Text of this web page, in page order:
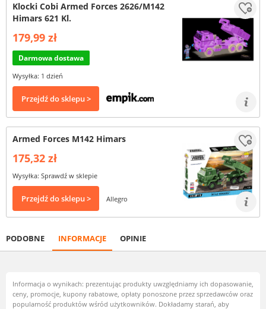
Klocki Cobi Armed Forces 2626/M142
Himars 621 Kl.
179,99 zł
Darmowa dostawa
Wysyłka: 1 dzień
Przejdź do sklepu >
Armed Forces M142 Himars
175,32 zł
Wysyłka: Sprawdź w sklepie
Przejdź do sklepu > Allegro
PODOBNE INFORMACJE OPINIE
Informacja o wynikach: prezentując produkty uwzględniamy ich dopasowanie,
ceny, promocje, kupony rabatowe, opłaty ponoszone przez sprzedawców oraz
popularność produktów wśród użytkowników. Dokładamy starań, aby